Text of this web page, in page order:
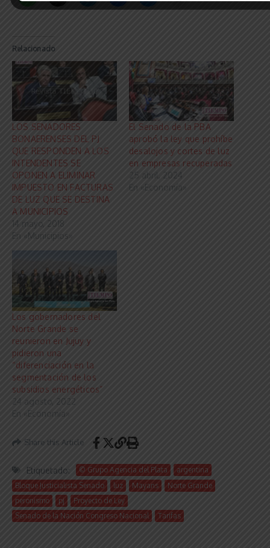
Relacionado
LOS SENADORES
BONAERENSES DEL PJ
QUE RESPONDEN A LOS
INTENDENTES SE
OPONEN A ELIMINAR
IMPUESTO EN FACTURAS
DE LUZ QUE SE DESTINA
A MUNICIPIOS
14 mayo, 2018
En «Municipios»
El Senado de la PBA
aprobó la ley que prohíbe
desalojos y cortes de luz
en empresas recuperadas
25 abril, 2024
En «Economía»
Los gobernadores del
Norte Grande se
reunieron en Jujuy y
pidieron una
“diferenciación en la
segmentación de los
subsidios energéticos”
24 agosto, 2022
En «Economía»
Share this Article
Etiquetado: © Grupo Agencia del Plata
argentina
Bloque Justicialista Senado
luz Mayans
Norte Grande
peronismo
pj
Proyecto de Ley
Senado de la Nación Congreso Nacional
Tarifas